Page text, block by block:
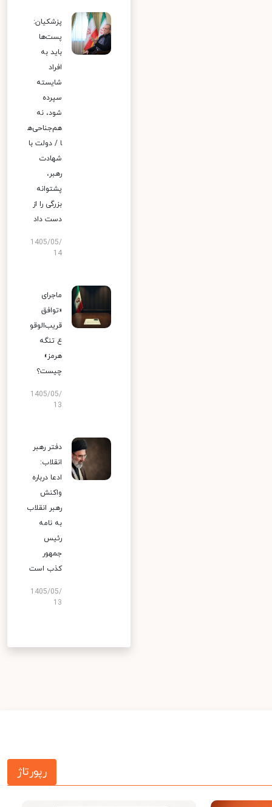
پزشکیان:
پست‌ها
باید به
افراد
شایسته
سپرده
شود، نه
هم‌جناحی‌ه
ا / دولت با
شهادت
رهبر،
پشتوانه
بزرگی را از
دست داد
1405/05/
14
ماجرای
«توافق
قریب‌الوقو
ع تنگه
هرمز»
چیست؟
1405/05/
13
دفتر رهبر
انقلاب:
ادعا درباره
واکنش
رهبر انقلاب
به نامه
رئیس
جمهور
کذب است
1405/05/
13
رپورتاژ